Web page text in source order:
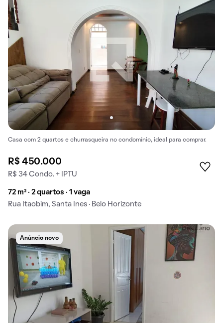
Casa com 2 quartos e churrasqueira no condomínio, ideal para comprar.
R$ 450.000
R$ 34 Condo. + IPTU
72 m² · 2 quartos · 1 vaga
Rua Itaobim, Santa Ines · Belo Horizonte
Anúncio novo